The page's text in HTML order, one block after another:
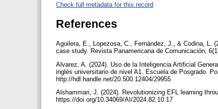
Check full metadata for this record
References
Aguilera, E., Lopezosa, C., Fernández, J., & Codina, L.
case study. Revista Panamericana de Comunicación,
Alvarez, A. (2024). Uso de la Inteligencia Artificial
inglés universitario de nivel A1. Escuela de Posgrado.
http://hdl.handle.net/20.500.12404/29955
Alshammari, J. (2024). Revolutionizing EFL learning
https://doi.org/10.34069/AI/2024.82.10.17